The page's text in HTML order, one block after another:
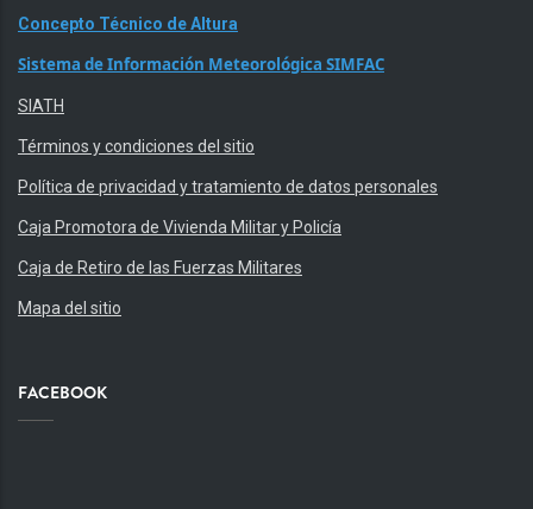
Concepto Técnico de Altura
Sistema de Información Meteorológica SIMFAC
SIATH
Términos y condiciones del sitio
Política de privacidad y tratamiento de datos personales
Caja Promotora de Vivienda Militar y Policía
Caja de Retiro de las Fuerzas Militares
Mapa del sitio
FACEBOOK